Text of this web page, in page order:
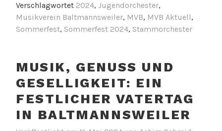
Musikvereins
2024“
Verschlagwortet 2024, Jugendorchester,
Musikverein Baltmannsweiler, MVB, MVB Aktuell,
Sommerfest, Sommerfest 2024, Stammorchester
MUSIK, GENUSS UND
GESELLIGKEIT: EIN
FESTLICHER VATERTAG
IN BALTMANNSWEILER